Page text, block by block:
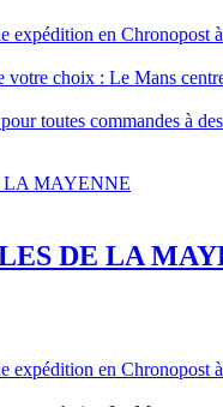
expédition en Chronopost
votre choix : Le Mans
toutes commandes à
DE LA
expédition en Chronopost